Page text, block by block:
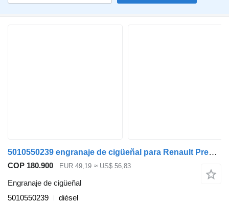
5010550239 engranaje de cigüeñal para Renault Premium, Premium 2 (1996-2014) cabeza tractora
COP 180.900 EUR 49,19 ≈ US$ 56,83
Engranaje de cigüeñal
5010550239
diésel